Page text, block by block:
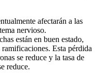
afectarán a las
nervioso.
están en buen estado,
Esta pérdida
se reduce y la tasa de
reduce.